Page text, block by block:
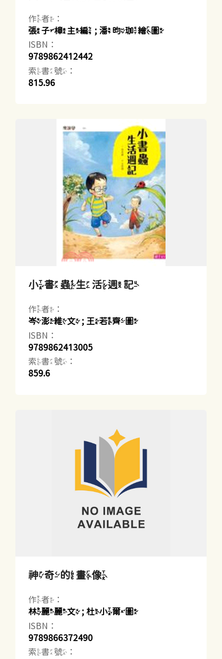
作者：
張子樟主編 ; 潘昀珈繪圖
ISBN：
9789862412442
索書號：
815.96
小書蟲生活週記
作者：
岑澎維文 ; 王若齊圖
ISBN：
9789862413005
索書號：
859.6
神奇的畫像
作者：
林麗麗文 ; 杜小爾圖
ISBN：
9789866372490
索書號：